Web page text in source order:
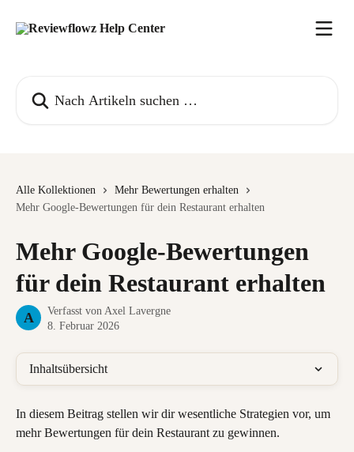
Alle Kollektionen
Mehr Bewertungen erhalten
Mehr Google-Bewertungen für dein Restaurant erhalten
Mehr Google-Bewertungen
für dein Restaurant erhalten
A Verfasst von Axel Lavergne
8. Februar 2026
Inhaltsübersicht
In diesem Beitrag stellen wir dir wesentliche Strategien vor, um
mehr Bewertungen für dein Restaurant zu gewinnen.